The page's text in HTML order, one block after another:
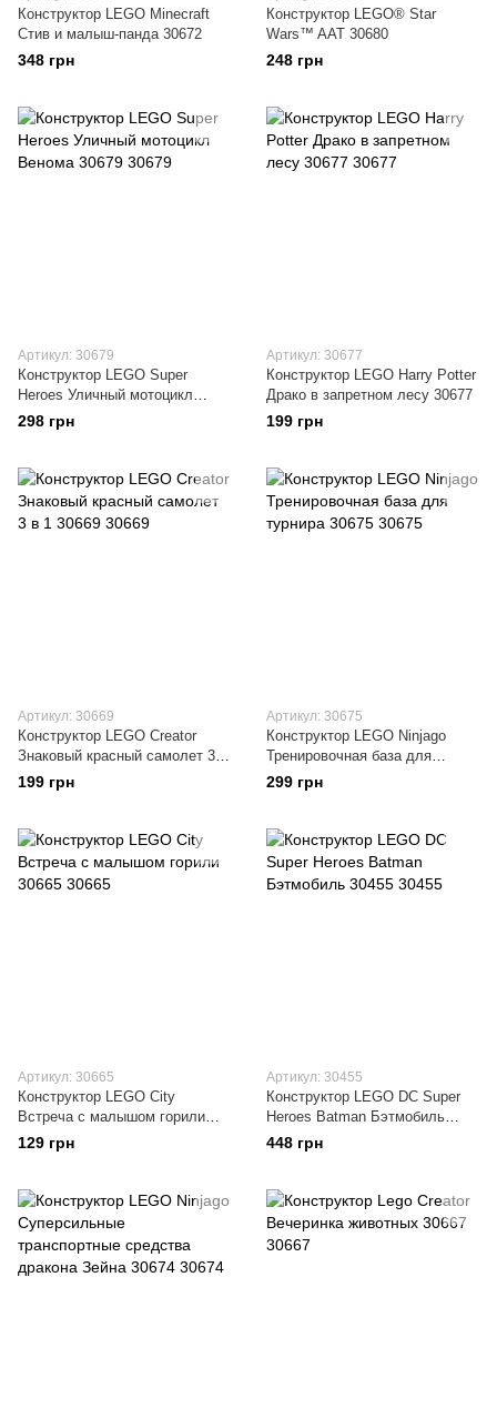
Конструктор LEGO Minecraft
Стив и малыш-панда 30672
348 грн
Конструктор LEGO® Star
Wars™ AAT 30680
248 грн
Артикул: 30679
Конструктор LEGO Super
Heroes Уличный мотоцикл
Венома 30679
298 грн
Артикул: 30677
Конструктор LEGO Harry Potter
Драко в запретном лесу 30677
199 грн
Артикул: 30669
Конструктор LEGO Creator
Знаковый красный самолет 3 в
1 30669
199 грн
Артикул: 30675
Конструктор LEGO Ninjago
Тренировочная база для
турнира 30675
299 грн
Артикул: 30665
Конструктор LEGO City
Встреча с малышом горили
30665
129 грн
Артикул: 30455
Конструктор LEGO DC Super
Heroes Batman Бэтмобиль
30455
448 грн